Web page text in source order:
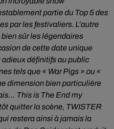
partie du Top 5 des
par les festivaliers. L’autre
sûr les légendaires
de cette date unique
adieux définitifs au public
tels que « War Pigs » ou «
dimension bien particulière
This is The End my
quitter la scène, TWISTER
restera ainsi à jamais la